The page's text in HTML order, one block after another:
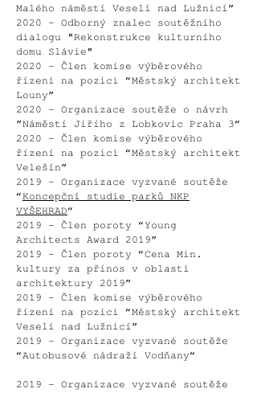
Malého náměstí Veselí nad Lužnicí”
2020 - Odborný znalec soutěžního
dialogu "Rekonstrukce kulturního
domu Slávie"
2020 - Člen komise výběrového
řízení na pozici “Městský architekt
Louny”
2020 - Organizace soutěže o návrh
”Náměstí Jiřího z Lobkovic Praha 3“
2020 – Člen komise výběrového
řízení na pozici “Městský architekt
Velešín”
2019 – Organizace vyzvané soutěže
“Koncepční studie parků NKP
VYŠEHRAD“
2019 - Člen poroty “Young
Architects Award 2019”
2019 - Člen poroty “Cena Min.
kultury za přínos v oblasti
architektury 2019”
2019 – Člen komise výběrového
řízení na pozici “Městský architekt
Veselí nad Lužnicí”
2019 – Organizace vyzvané soutěže
“Autobusové nádraží Vodňany“
2019 – Organizace vyzvané soutěže